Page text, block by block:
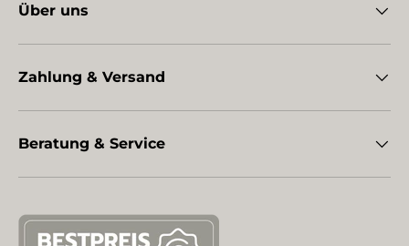
Über uns
Zahlung & Versand
Beratung & Service